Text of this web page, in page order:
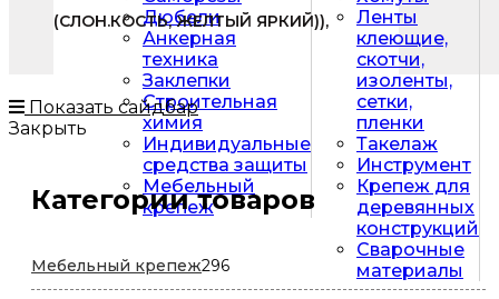
Дюбели
Анкерная
техника
Заклепки
Строительная
химия
Индивидуальные
средства защиты
Мебельный
крепеж
Ленты
клеющие,
скотчи,
изоленты,
сетки,
пленки
Такелаж
Инструмент
Крепеж для
деревянных
конструкций
Сварочные
материалы
(СЛОН.КОСТЬ, ЖЕЛТЫЙ ЯРКИЙ)),
Показать сайдбар
Закрыть
Категории товаров
Мебельный крепеж296296
товаров